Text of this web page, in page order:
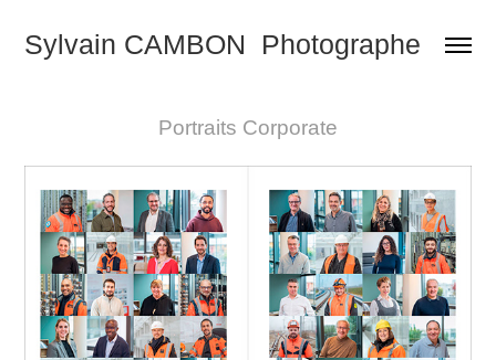
Sylvain CAMBON  Photographe
Portraits Corporate